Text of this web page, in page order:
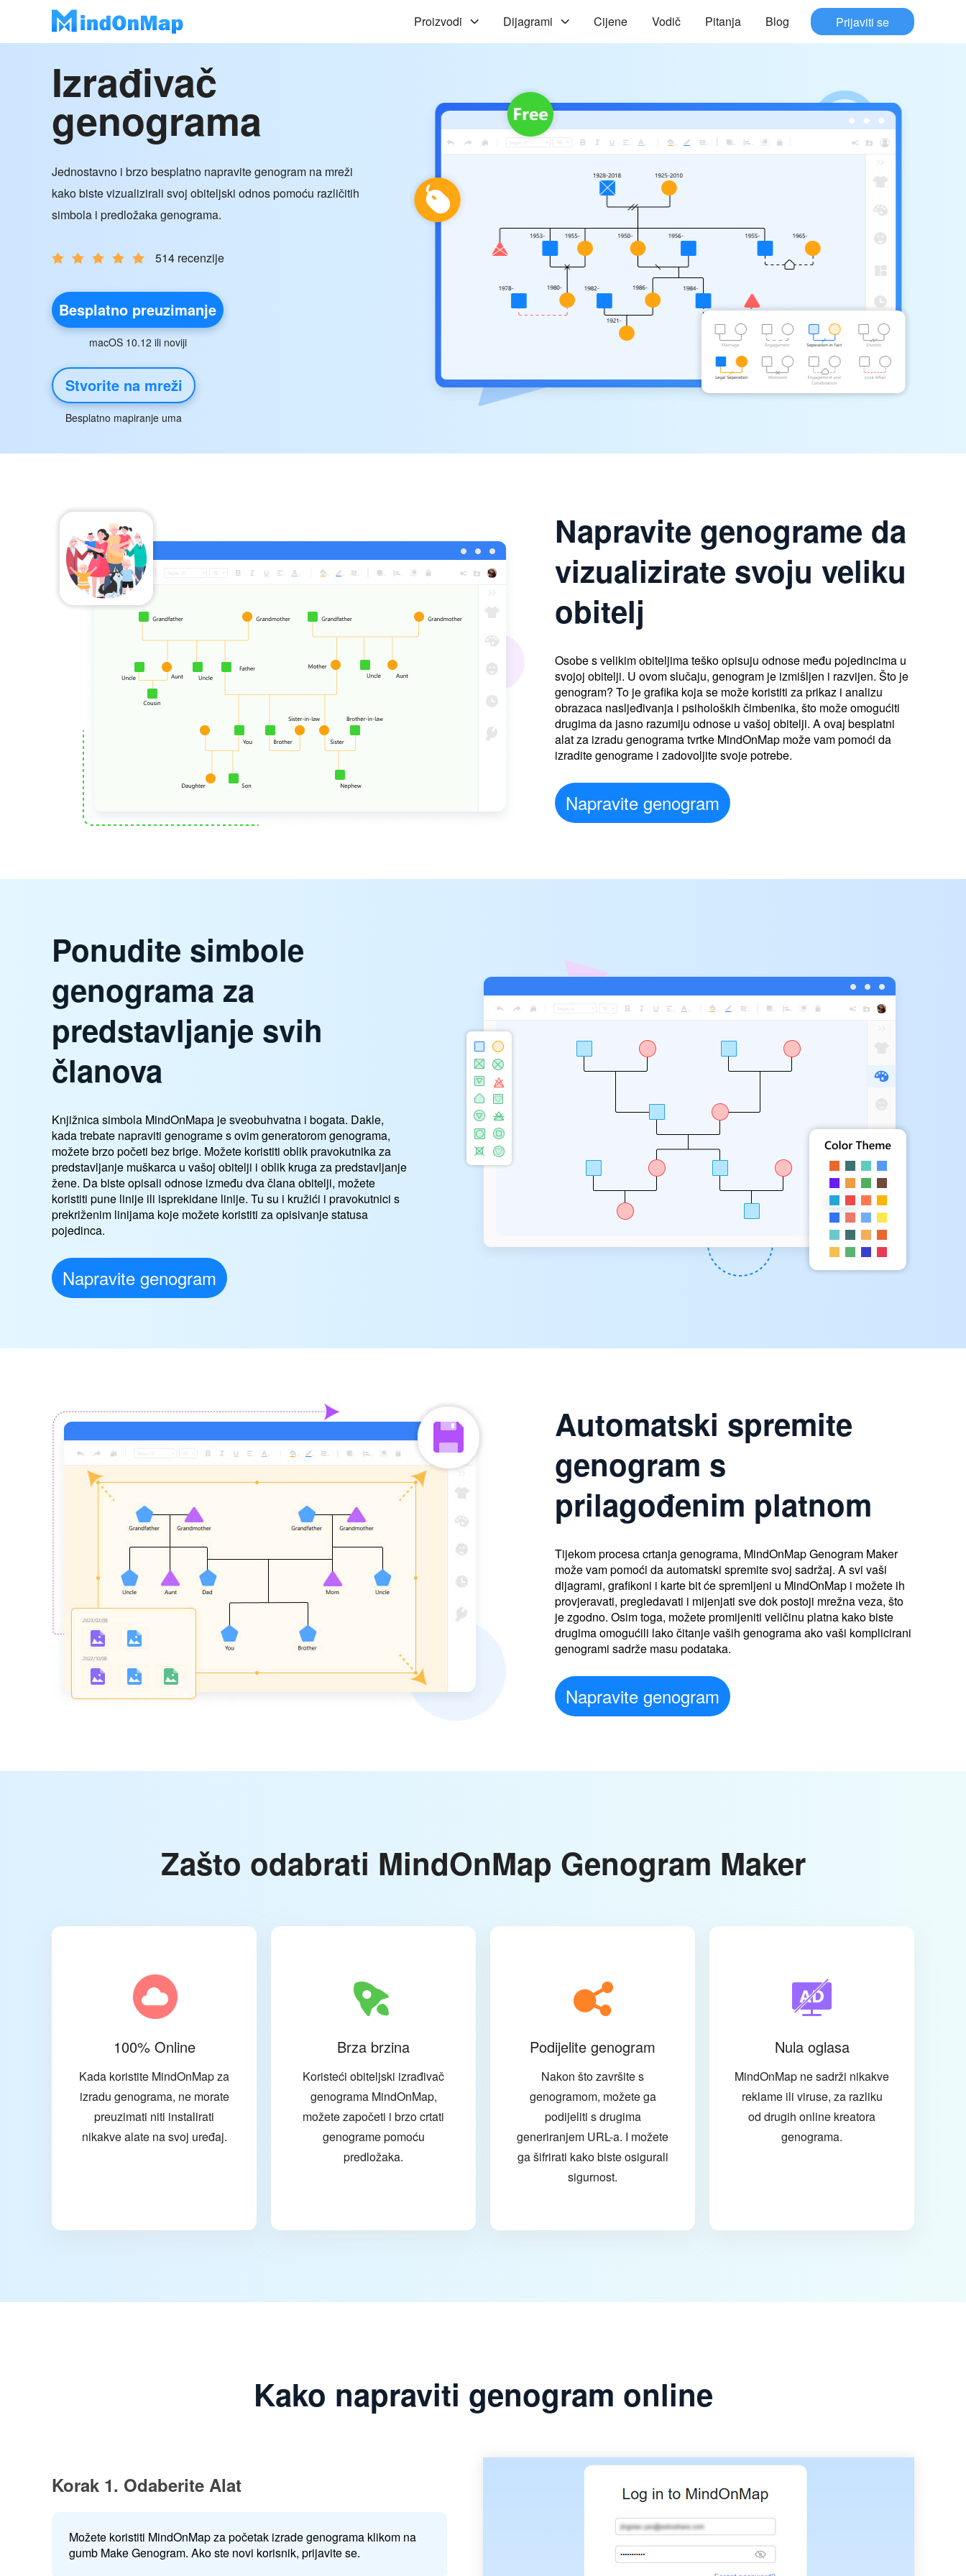
Proizvodi Dijagrami Cijene Vodič Pitanja Blog Prijaviti se
Izrađivač
genograma
Jednostavno i brzo besplatno napravite genogram na mreži
kako biste vizualizirali svoj obiteljski odnos pomoću različitih
simbola i predložaka genograma.
514 recenzije
Besplatno preuzimanje
macOS 10.12 ili noviji
Stvorite na mreži
Besplatno mapiranje uma
Napravite genograme da
vizualizirate svoju veliku
obitelj
Osobe s velikim obiteljima teško opisuju odnose među pojedincima u
svojoj obitelji. U ovom slučaju, genogram je izmišljen i razvijen. Što je
genogram? To je grafika koja se može koristiti za prikaz i analizu
obrazaca nasljeđivanja i psiholoških čimbenika, što može omogućiti
drugima da jasno razumiju odnose u vašoj obitelji. A ovaj besplatni
alat za izradu genograma tvrtke MindOnMap može vam pomoći da
izradite genograme i zadovoljite svoje potrebe.
Napravite genogram
Ponudite simbole
genograma za
predstavljanje svih
članova
Knjižnica simbola MindOnMapa je sveobuhvatna i bogata. Dakle,
kada trebate napraviti genograme s ovim generatorom genograma,
možete brzo početi bez brige. Možete koristiti oblik pravokutnika za
predstavljanje muškarca u vašoj obitelji i oblik kruga za predstavljanje
žene. Da biste opisali odnose između dva člana obitelji, možete
koristiti pune linije ili isprekidane linije. Tu su i kružići i pravokutnici s
prekriženim linijama koje možete koristiti za opisivanje statusa
pojedinca.
Napravite genogram
Automatski spremite
genogram s
prilagođenim platnom
Tijekom procesa crtanja genograma, MindOnMap Genogram Maker
može vam pomoći da automatski spremite svoj sadržaj. A svi vaši
dijagrami, grafikoni i karte bit će spremljeni u MindOnMap i možete ih
provjeravati, pregledavati i mijenjati sve dok postoji mrežna veza, što
je zgodno. Osim toga, možete promijeniti veličinu platna kako biste
drugima omogućili lako čitanje vaših genograma ako vaši komplicirani
genogrami sadrže masu podataka.
Napravite genogram
Zašto odabrati MindOnMap Genogram Maker
100% Online
Kada koristite MindOnMap za
izradu genograma, ne morate
preuzimati niti instalirati
nikakve alate na svoj uređaj.
Brza brzina
Koristeći obiteljski izrađivač
genograma MindOnMap,
možete započeti i brzo crtati
genograme pomoću
predložaka.
Podijelite genogram
Nakon što završite s
genogramom, možete ga
podijeliti s drugima
generiranjem URL-a. I možete
ga šifrirati kako biste osigurali
sigurnost.
Nula oglasa
MindOnMap ne sadrži nikakve
reklame ili viruse, za razliku
od drugih online kreatora
genograma.
Kako napraviti genogram online
Korak 1. Odaberite Alat
Možete koristiti MindOnMap za početak izrade genograma klikom na
gumb Make Genogram. Ako ste novi korisnik, prijavite se.